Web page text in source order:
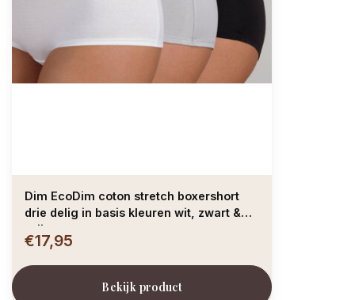
Dim EcoDim coton stretch boxershort
drie delig in basis kleuren wit, zwart &
grijs
€17,95
Bekijk product